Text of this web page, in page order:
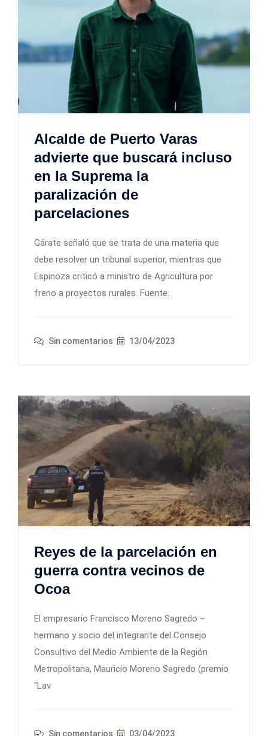
Alcalde de Puerto Varas
advierte que buscará incluso
en la Suprema la
paralización de
parcelaciones
Gárate señaló que se trata de una materia que
debe resolver un tribunal superior, mientras que
Espinoza criticó a ministro de Agricultura por
freno a proyectos rurales. Fuente:
Sin comentarios 13/04/2023
Reyes de la parcelación en
guerra contra vecinos de
Ocoa
El empresario Francisco Moreno Sagredo –
hermano y socio del integrante del Consejo
Consultivo del Medio Ambiente de la Región
Metropolitana, Mauricio Moreno Sagredo (premio
"Lav
Sin comentarios 03/04/2023